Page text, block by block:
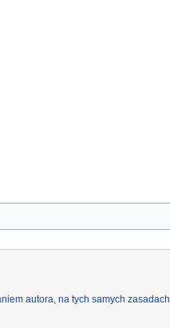
autora, na tych samych zasadach